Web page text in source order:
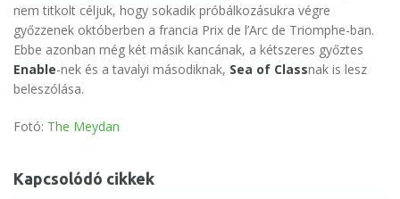
nem titkolt céljuk, hogy sokadik próbálkozásukra végre
győzzenek októberben a francia Prix de l’Arc de Triomphe-ban.
Ebbe azonban még két másik kancának, a kétszeres győztes
Enable-nek és a tavalyi másodiknak, Sea of Classnak is lesz
beleszólása.
Fotó: The Meydan
Kapcsolódó cikkek